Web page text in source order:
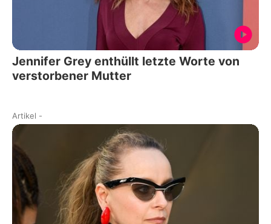
Jennifer Grey enthüllt letzte Worte von
verstorbener Mutter
Artikel -